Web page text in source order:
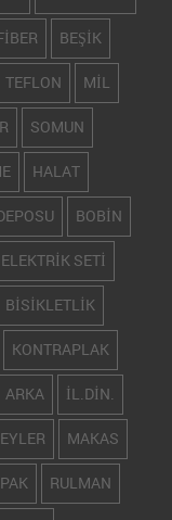
BEŞİK
TEFLON MİL
SOMUN
HALAT
BOBİN
ELEKTRİK SETİ
BİSİKLETLİK
KONTRAPLAK
ARKA İL.DİN.
MAKAS
RULMAN